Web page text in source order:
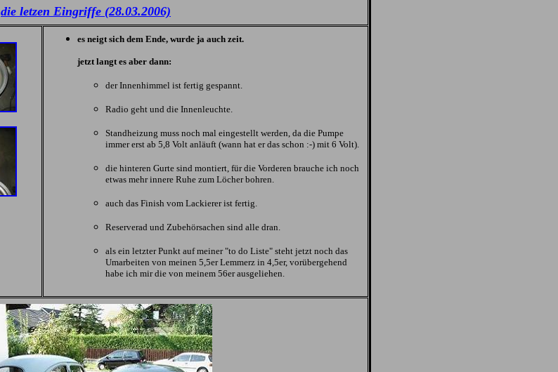
die letzen Eingriffe (28.03.2006)
es neigt sich dem Ende, wurde ja auch zeit.
jetzt langt es aber dann:
der Innenhimmel ist fertig gespannt.
Radio geht und die Innenleuchte.
Standheizung muss noch mal eingestellt werden, da die Pumpe
immer erst ab 5,8 Volt anläuft (wann hat er das schon :-) mit 6 Volt).
die hinteren Gurte sind montiert, für die Vorderen brauche ich noch
etwas mehr innere Ruhe zum Löcher bohren.
auch das Finish vom Lackierer ist fertig.
Reserverad und Zubehörsachen sind alle dran.
als ein letzter Punkt auf meiner "to do Liste" steht jetzt noch das
Umarbeiten von meinen 5,5er Lemmerz in 4,5er, vorübergehend
habe ich mir die von meinem 56er ausgeliehen.